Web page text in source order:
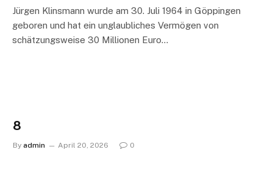
Jürgen Klinsmann wurde am 30. Juli 1964 in Göppingen
geboren und hat ein unglaubliches Vermögen von
schätzungsweise 30 Millionen Euro…
8
By admin April 20, 2026 0